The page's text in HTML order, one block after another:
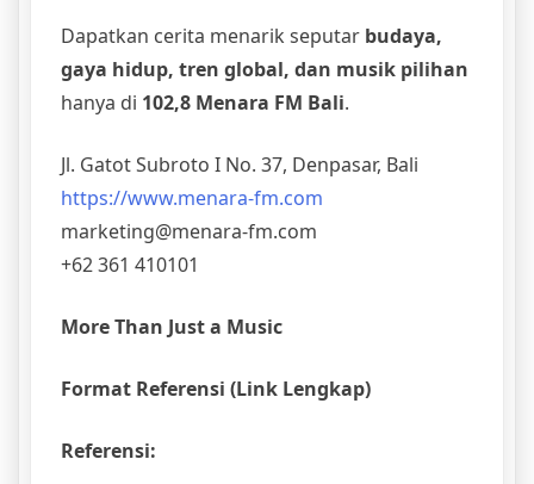
Dapatkan cerita menarik seputar budaya,
gaya hidup, tren global, dan musik pilihan
hanya di 102,8 Menara FM Bali.
Jl. Gatot Subroto I No. 37, Denpasar, Bali
https://www.menara-fm.com
marketing@menara-fm.com
+62 361 410101
More Than Just a Music
Format Referensi (Link Lengkap)
Referensi: